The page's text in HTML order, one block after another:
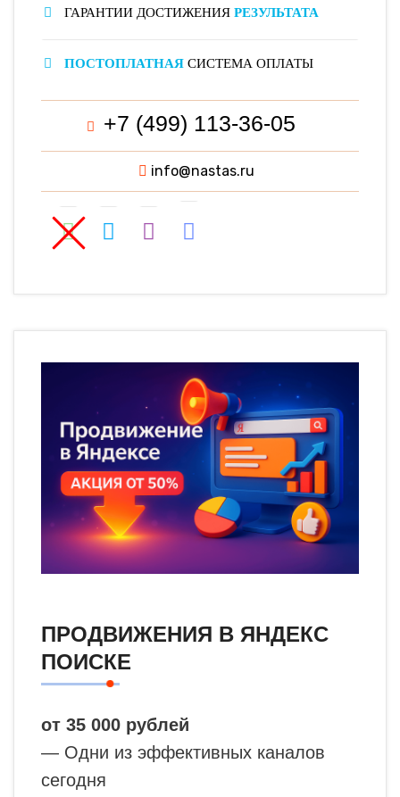
ГАРАНТИИ ДОСТИЖЕНИЯ РЕЗУЛЬТАТА
ПОСТОПЛАТНАЯ СИСТЕМА ОПЛАТЫ
+7 (499) 113-36-05
info@nastas.ru
ПРОДВИЖЕНИЯ В ЯНДЕКС
ПОИСКЕ
от 35 000 рублей
— Одни из эффективных каналов
сегодня